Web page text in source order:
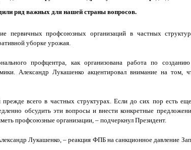
ряд важных для нашей страны вопросов.
первичных профсоюзных организаций в частных
уборке урожая.
профцентра, как организована работа по
Александр Лукашенко акцентировал внимание на том,
всего в частных структурах. Если до сих пор есть
обсудить эти вопросы и внести конкретные
профсоюзные организации, – подчеркнул Президент.
Лукашенко, – реакция ФПБ на санкционное давление